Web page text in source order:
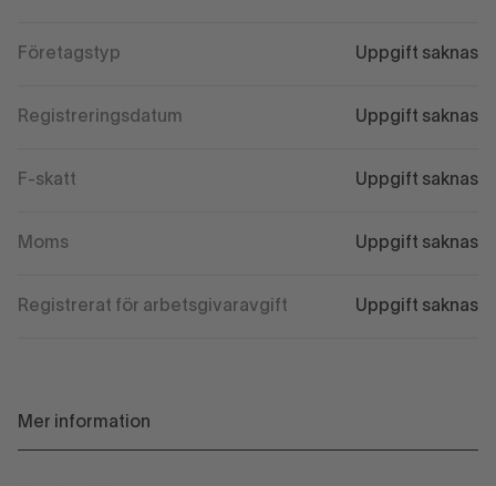
Företagstyp Uppgift saknas
Registreringsdatum Uppgift saknas
F-skatt Uppgift saknas
Moms Uppgift saknas
Registrerat för arbetsgivaravgift Uppgift saknas
Mer information